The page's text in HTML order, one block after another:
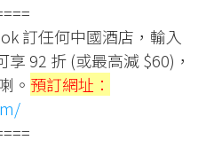
訂任何中國酒店，輸入
享 92 折 (或最高減 $60)，
。 預訂網址：